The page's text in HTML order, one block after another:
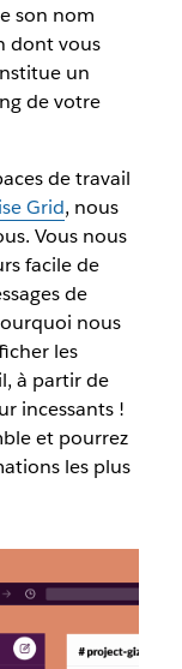
son nom
dont vous
un
de votre
de travail
Grid, nous
Vous nous
facile de
de
nous
les
à partir de
incessants !
et pourrez
les plus